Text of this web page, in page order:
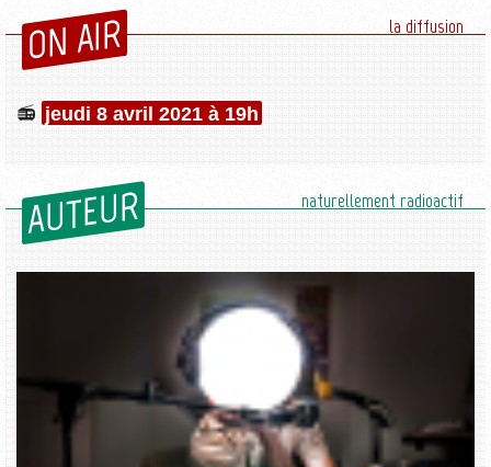
ON AIR la diffusion
jeudi 8 avril 2021 à 19h
AUTEUR naturellement radioactif